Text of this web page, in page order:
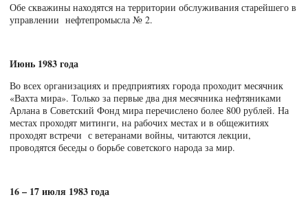
Обе скважины находятся на территории обслуживания старейшего в
управлении нефтепромысла № 2.
Июнь 1983 года
Во всех организациях и предприятиях города проходит месячник
«Вахта мира». Только за первые два дня месячника нефтяниками
Арлана в Советский Фонд мира перечислено более 800 рублей. На
местах проходят митинги, на рабочих местах и в общежитиях
проходят встречи с ветеранами войны, читаются лекции,
проводятся беседы о борьбе советского народа за мир.
16 – 17 июля 1983 года